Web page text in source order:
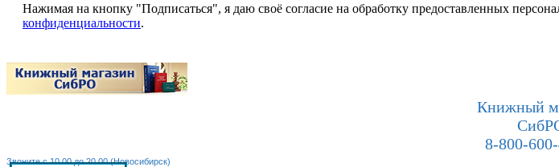
Нажимая на кнопку "Подписаться", я даю своё согласие на обработку предоставленных
конфиденциальности.
Книжный
8-800-
Звоните с 10.00 до 20.00 (Новосибирск)